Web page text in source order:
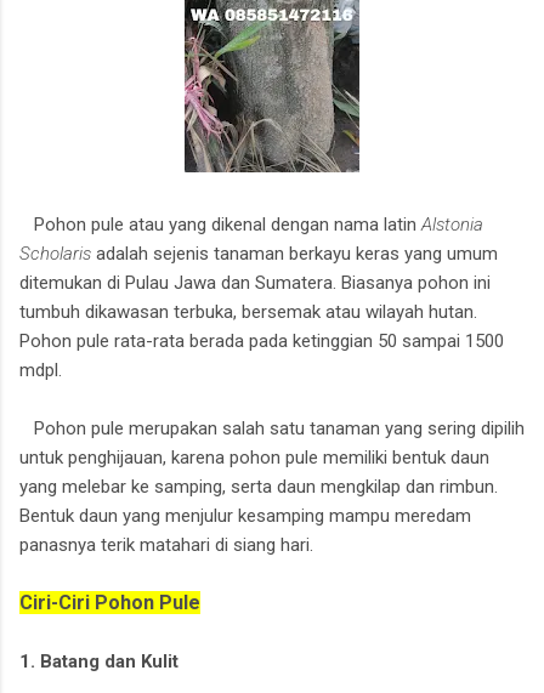
Pohon pule atau yang dikenal dengan nama latinAlstonia
Scholaris adalah sejenis tanaman berkayu keras yang umum
ditemukan di Pulau Jawa dan Sumatera. Biasanya pohon ini
tumbuh dikawasan terbuka, bersemak atau wilayah hutan.
Pohon pule rata-rata berada pada ketinggian 50 sampai 1500
mdpl.
Pohon pule merupakan salah satu tanaman yang sering dipilih
untuk penghijauan, karena pohon pule memiliki bentuk daun
yang melebar ke samping, serta daun mengkilap dan rimbun.
Bentuk daun yang menjulur kesamping mampu meredam
panasnya terik matahari di siang hari.
Ciri-Ciri Pohon Pule
1. Batang dan Kulit